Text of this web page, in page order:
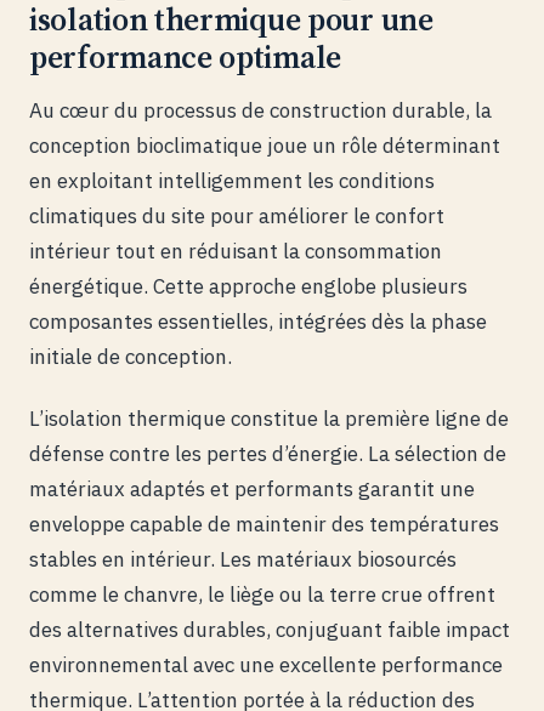
isolation thermique pour une
performance optimale
Au cœur du processus de construction durable, la
conception bioclimatique joue un rôle déterminant
en exploitant intelligemment les conditions
climatiques du site pour améliorer le confort
intérieur tout en réduisant la consommation
énergétique. Cette approche englobe plusieurs
composantes essentielles, intégrées dès la phase
initiale de conception.
L’isolation thermique constitue la première ligne de
défense contre les pertes d’énergie. La sélection de
matériaux adaptés et performants garantit une
enveloppe capable de maintenir des températures
stables en intérieur. Les matériaux biosourcés
comme le chanvre, le liège ou la terre crue offrent
des alternatives durables, conjuguant faible impact
environnemental avec une excellente performance
thermique. L’attention portée à la réduction des